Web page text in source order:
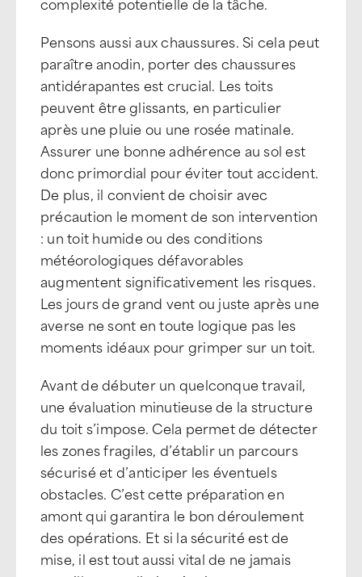
Pensons aussi aux chaussures. Si cela peut
paraître anodin, porter des chaussures
antidérapantes est crucial. Les toits
peuvent être glissants, en particulier
après une pluie ou une rosée matinale.
Assurer une bonne adhérence au sol est
donc primordial pour éviter tout accident.
De plus, il convient de choisir avec
précaution le moment de son intervention
: un toit humide ou des conditions
météorologiques défavorables
augmentent significativement les risques.
Les jours de grand vent ou juste après une
averse ne sont en toute logique pas les
moments idéaux pour grimper sur un toit.
Avant de débuter un quelconque travail,
une évaluation minutieuse de la structure
du toit s’impose. Cela permet de détecter
les zones fragiles, d’établir un parcours
sécurisé et d’anticiper les éventuels
obstacles. C’est cette préparation en
amont qui garantira le bon déroulement
des opérations. Et si la sécurité est de
mise, il est tout aussi vital de ne jamais